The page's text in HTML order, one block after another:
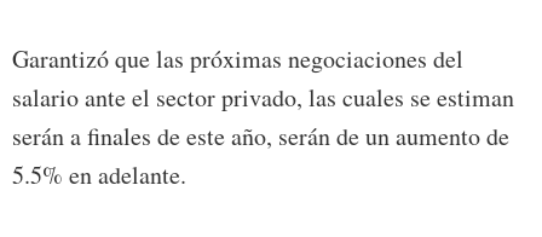
Garantizó que las próximas negociaciones del
salario ante el sector privado, las cuales se estiman
serán a finales de este año, serán de un aumento de
5.5% en adelante.